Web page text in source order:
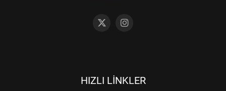
HIZLI LINKLER